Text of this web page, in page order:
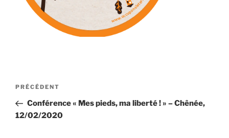
Navigation
l’article
Article
précédent
PRÉCÉDENT
Conférence « Mes pieds, ma liberté ! » – Chênée,
12/02/2020